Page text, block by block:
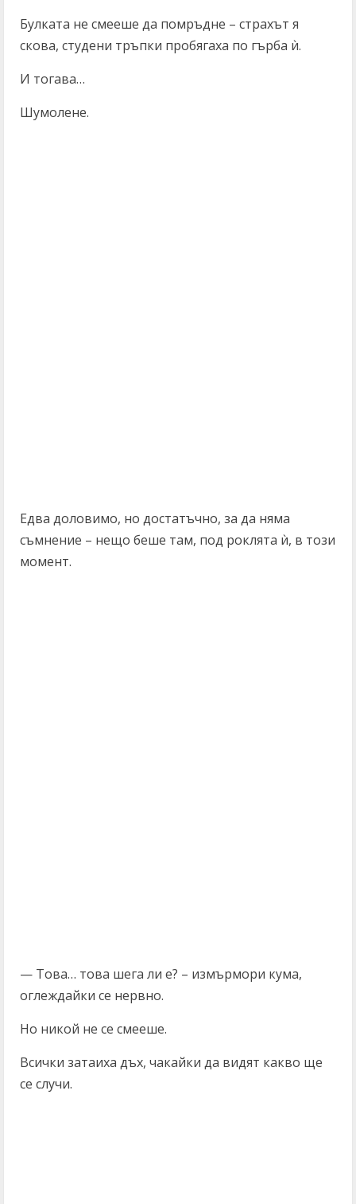
Булката не смееше да помръдне – страхът я
скова, студени тръпки пробягаха по гърба ѝ.
И тогава…
Шумолене.
Едва доловимо, но достатъчно, за да няма
съмнение – нещо беше там, под роклята ѝ, в този
момент.
— Това… това шега ли е? – измърмори кума,
оглеждайки се нервно.
Но никой не се смееше.
Всички затаиха дъх, чакайки да видят какво ще
се случи.